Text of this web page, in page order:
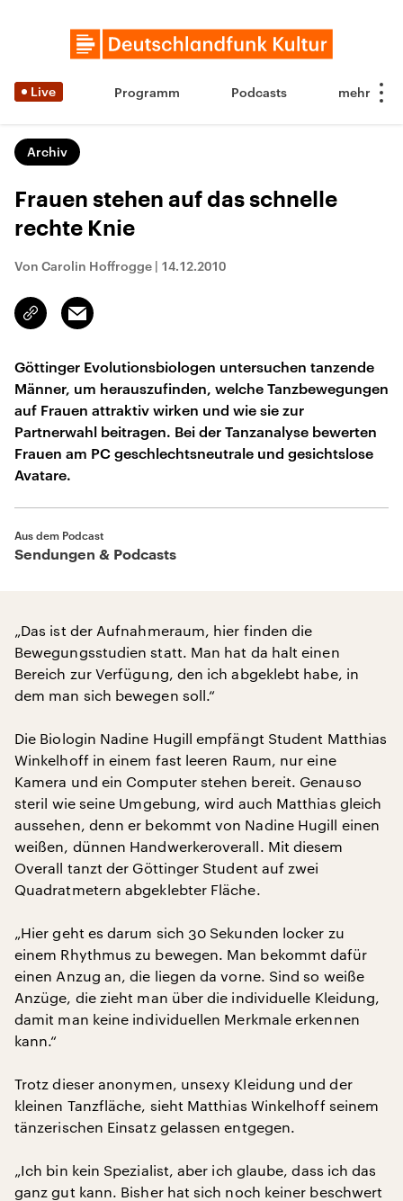
Live Programm Podcasts
Archiv
Frauen stehen auf das schnelle
rechte Knie
Von Carolin Hoffrogge | 14.12.2010
Link
kopieren/teilen
Email
Göttinger Evolutionsbiologen untersuchen tanzende
Männer, um herauszufinden, welche Tanzbewegungen
auf Frauen attraktiv wirken und wie sie zur
Partnerwahl beitragen. Bei der Tanzanalyse bewerten
Frauen am PC geschlechtsneutrale und gesichtslose
Avatare.
Aus dem Podcast
Sendungen & Podcasts
„Das ist der Aufnahmeraum, hier finden die
Bewegungsstudien statt. Man hat da halt einen
Bereich zur Verfügung, den ich abgeklebt habe, in
dem man sich bewegen soll.“
Die Biologin Nadine Hugill empfängt Student Matthias
Winkelhoff in einem fast leeren Raum, nur eine
Kamera und ein Computer stehen bereit. Genauso
steril wie seine Umgebung, wird auch Matthias gleich
aussehen, denn er bekommt von Nadine Hugill einen
weißen, dünnen Handwerkeroverall. Mit diesem
Overall tanzt der Göttinger Student auf zwei
Quadratmetern abgeklebter Fläche.
„Hier geht es darum sich 30 Sekunden locker zu
einem Rhythmus zu bewegen. Man bekommt dafür
einen Anzug an, die liegen da vorne. Sind so weiße
Anzüge, die zieht man über die individuelle Kleidung,
damit man keine individuellen Merkmale erkennen
kann.“
Trotz dieser anonymen, unsexy Kleidung und der
kleinen Tanzfläche, sieht Matthias Winkelhoff seinem
tänzerischen Einsatz gelassen entgegen.
„Ich bin kein Spezialist, aber ich glaube, dass ich das
ganz gut kann. Bisher hat sich noch keiner beschwert